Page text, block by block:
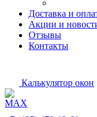
Доставка и
Акции и
Отзывы
Контакты
Калькулятор окон